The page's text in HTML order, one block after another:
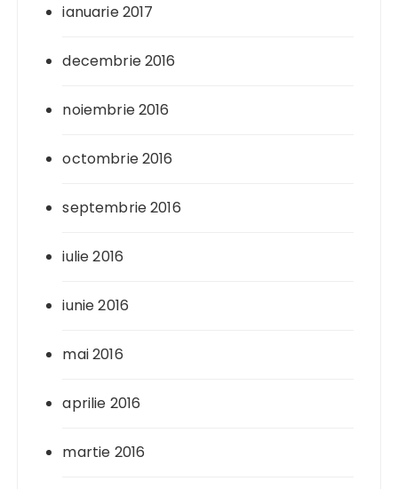
ianuarie 2017
decembrie 2016
noiembrie 2016
octombrie 2016
septembrie 2016
iulie 2016
iunie 2016
mai 2016
aprilie 2016
martie 2016